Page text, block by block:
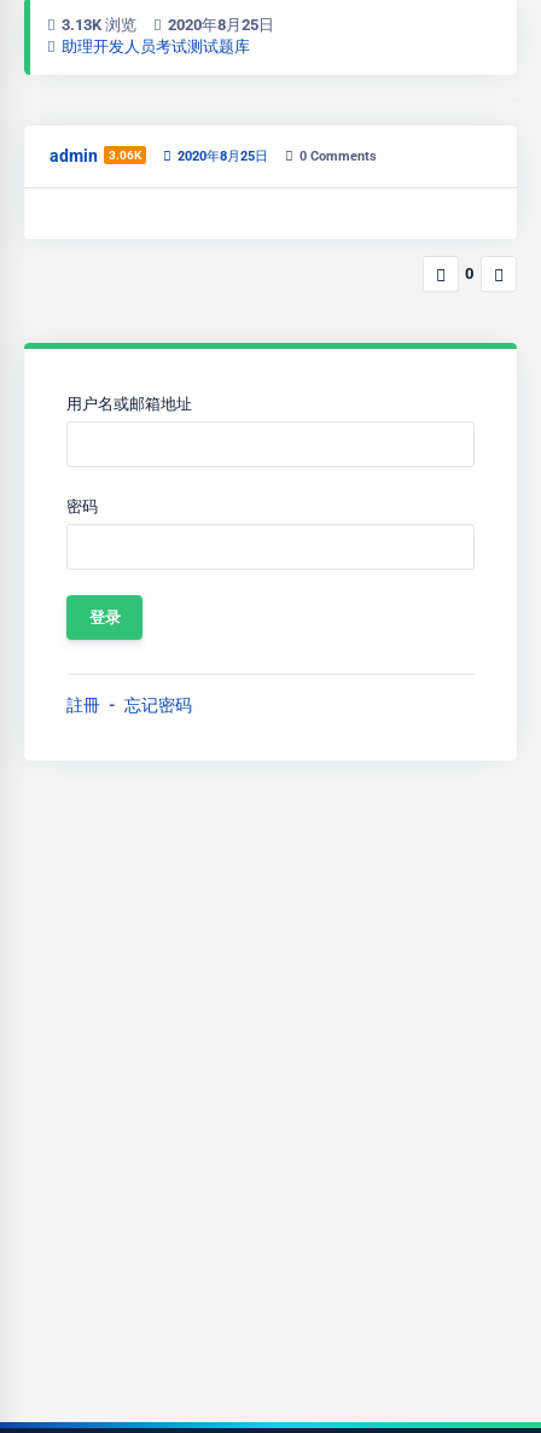
3.13K 浏览
2020年8月25日
助理开发人员考试测试题库
admin 3.06K 2020年8月25日 0 Comments
0
用户名或邮箱地址
密码
註冊 忘记密码